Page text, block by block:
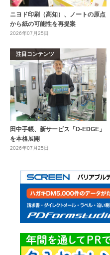
ニヨド印刷（高知）、ノートの原点
から紙の可能性を再提案
2026年07月25日
注目コンテンツ
田中手帳、新サービス「D-EDGE」
を本格展開
2026年07月25日